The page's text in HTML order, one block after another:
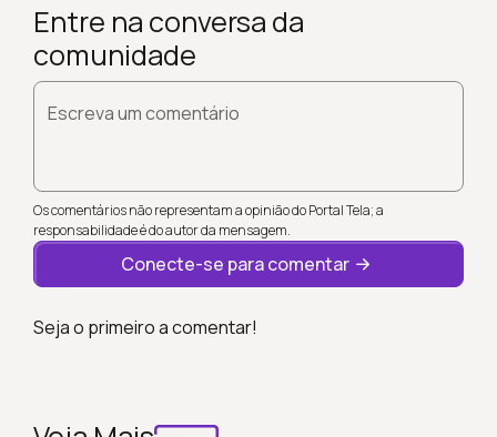
Entre na conversa da
comunidade
Escreva um comentário
Os comentários não representam a opinião do Portal Tela; a
responsabilidade é do autor da mensagem.
Conecte-se para comentar
Seja o primeiro a comentar!